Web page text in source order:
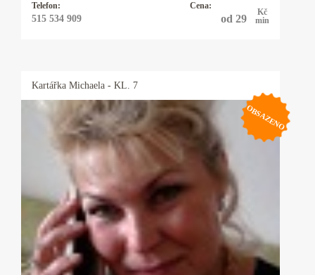
Telefon:
515 534 909
Cena:
od 29
Kč
min
Kartářka Michaela - KL. 7
OBSAZENO
Kartářka Michaela
Pro své klienty je Michaela pojmem, neboť ví
ihned jádro problému a je velmi přesná, pokud
potřebujete rychlou, jasnou odpověď můžete
zvolit právě ji a budete překvapeni, co vše ví.